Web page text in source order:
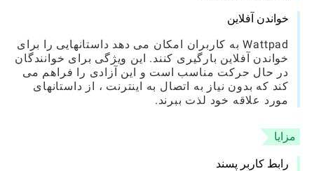
خواندن آفلاین
Wattpad به کاربران امکان می دهد داستانهایی را برای
خواندن آفلاین بارگیری کنند. این ویژگی برای خوانندگان
در حال حرکت مناسب است و این آزادی را فراهم می
کند که بدون نیاز به اتصال به اینترنت ، از داستانهای
مورد علاقه خود لذت ببرند.
مزایا
رابط کاربر پسند